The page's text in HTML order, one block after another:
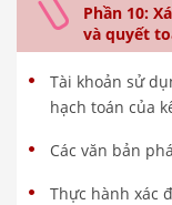
Phần 10:
và quyết
Tài khoản sử
hạch toán của
Các văn bản
Thực hành xác